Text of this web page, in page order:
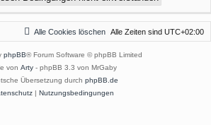
Alle Zeiten sind UTC+02:00
Alle Cookies löschen
phpBB® Forum Software © phpBB Limited
von Arty - phpBB 3.3 von MrGaby
Übersetzung durch phpBB.de
| Nutzungsbedingungen